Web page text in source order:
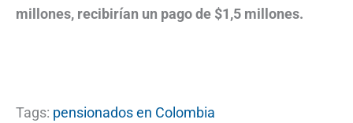
millones, recibirían un pago de $1,5 millones.
Tags: pensionados en Colombia